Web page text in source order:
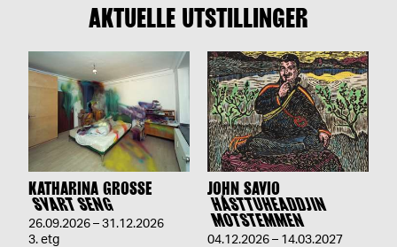
AKTUELLE UTSTILLINGER
KATHARINA GROSSE
SVART SENG
26.09.2026 – 31.12.2026
3. etg
JOHN SAVIO
HÁSTTUHEADDJIN
MOTSTEMMEN
04.12.2026 – 14.03.2027